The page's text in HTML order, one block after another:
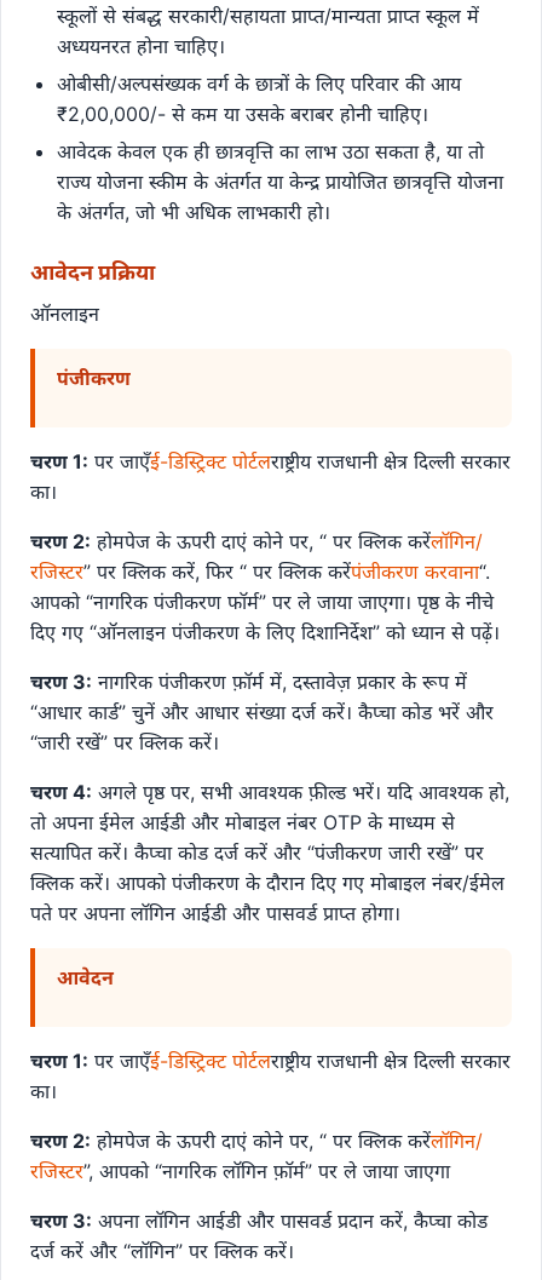
स्कूलों से संबद्ध सरकारी/सहायता प्राप्त/मान्यता प्राप्त स्कूल में
अध्ययनरत होना चाहिए।
ओबीसी/अल्पसंख्यक वर्ग के छात्रों के लिए परिवार की आय
₹2,00,000/- से कम या उसके बराबर होनी चाहिए।
आवेदक केवल एक ही छात्रवृत्ति का लाभ उठा सकता है, या तो
राज्य योजना स्कीम के अंतर्गत या केन्द्र प्रायोजित छात्रवृत्ति योजना
के अंतर्गत, जो भी अधिक लाभकारी हो।
आवेदन प्रक्रिया
ऑनलाइन
पंजीकरण
चरण 1: पर जाएँई-डिस्ट्रिक्ट पोर्टलराष्ट्रीय राजधानी क्षेत्र दिल्ली सरकार
का।
चरण 2: होमपेज के ऊपरी दाएं कोने पर, “ पर क्लिक करेंलॉगिन/
रजिस्टर” पर क्लिक करें, फिर “ पर क्लिक करेंपंजीकरण करवाना“.
आपको “नागरिक पंजीकरण फॉर्म” पर ले जाया जाएगा। पृष्ठ के नीचे
दिए गए “ऑनलाइन पंजीकरण के लिए दिशानिर्देश” को ध्यान से पढ़ें।
चरण 3: नागरिक पंजीकरण फ़ॉर्म में, दस्तावेज़ प्रकार के रूप में
“आधार कार्ड” चुनें और आधार संख्या दर्ज करें। कैप्चा कोड भरें और
“जारी रखें” पर क्लिक करें।
चरण 4: अगले पृष्ठ पर, सभी आवश्यक फ़ील्ड भरें। यदि आवश्यक हो,
तो अपना ईमेल आईडी और मोबाइल नंबर OTP के माध्यम से
सत्यापित करें। कैप्चा कोड दर्ज करें और “पंजीकरण जारी रखें” पर
क्लिक करें। आपको पंजीकरण के दौरान दिए गए मोबाइल नंबर/ईमेल
पते पर अपना लॉगिन आईडी और पासवर्ड प्राप्त होगा।
आवेदन
चरण 1: पर जाएँई-डिस्ट्रिक्ट पोर्टलराष्ट्रीय राजधानी क्षेत्र दिल्ली सरकार
का।
चरण 2: होमपेज के ऊपरी दाएं कोने पर, “ पर क्लिक करेंलॉगिन/
रजिस्टर”, आपको “नागरिक लॉगिन फ़ॉर्म” पर ले जाया जाएगा
चरण 3: अपना लॉगिन आईडी और पासवर्ड प्रदान करें, कैप्चा कोड
दर्ज करें और “लॉगिन” पर क्लिक करें।